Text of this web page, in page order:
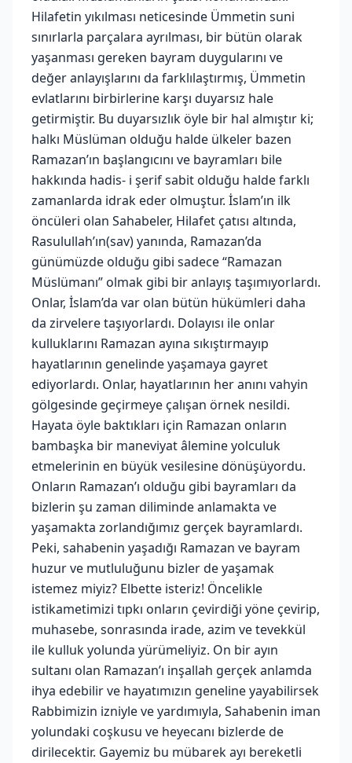
Hilafetin yıkılması neticesinde Ümmetin suni
sınırlarla parçalara ayrılması, bir bütün olarak
yaşanması gereken bayram duygularını ve
değer anlayışlarını da farklılaştırmış, Ümmetin
evlatlarını birbirlerine karşı duyarsız hale
getirmiştir. Bu duyarsızlık öyle bir hal almıştır ki;
halkı Müslüman olduğu halde ülkeler bazen
Ramazan’ın başlangıcını ve bayramları bile
hakkında hadis- i şerif sabit olduğu halde farklı
zamanlarda idrak eder olmuştur. İslam’ın ilk
öncüleri olan Sahabeler, Hilafet çatısı altında,
Rasulullah’ın(sav) yanında, Ramazan’da
günümüzde olduğu gibi sadece “Ramazan
Müslümanı” olmak gibi bir anlayış taşımıyorlardı.
Onlar, İslam’da var olan bütün hükümleri daha
da zirvelere taşıyorlardı. Dolayısı ile onlar
kulluklarını Ramazan ayına sıkıştırmayıp
hayatlarının genelinde yaşamaya gayret
ediyorlardı. Onlar, hayatlarının her anını vahyin
gölgesinde geçirmeye çalışan örnek nesildi.
Hayata öyle baktıkları için Ramazan onların
bambaşka bir maneviyat âlemine yolculuk
etmelerinin en büyük vesilesine dönüşüyordu.
Onların Ramazan’ı olduğu gibi bayramları da
bizlerin şu zaman diliminde anlamakta ve
yaşamakta zorlandığımız gerçek bayramlardı.
Peki, sahabenin yaşadığı Ramazan ve bayram
huzur ve mutluluğunu bizler de yaşamak
istemez miyiz? Elbette isteriz! Öncelikle
istikametimizi tıpkı onların çevirdiği yöne çevirip,
muhasebe, sonrasında irade, azim ve tevekkül
ile kulluk yolunda yürümeliyiz. On bir ayın
sultanı olan Ramazan’ı inşallah gerçek anlamda
ihya edebilir ve hayatımızın geneline yayabilirsek
Rabbimizin izniyle ve yardımıyla, Sahabenin iman
yolundaki coşkusu ve heyecanı bizlerde de
dirilecektir. Gayemiz bu mübarek ayı bereketli